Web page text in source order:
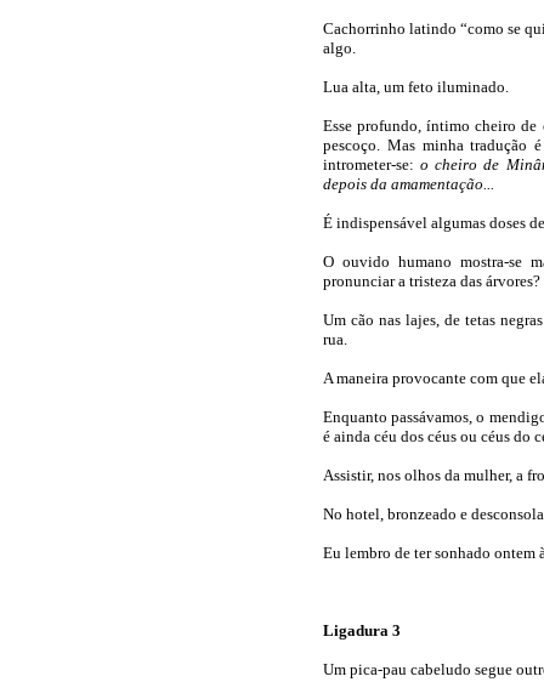
Cachorrinho latindo “como se
algo.
Lua alta, um feto iluminado.
Esse profundo, íntimo cheiro de
pescoço. Mas minha tradução
intrometer-se:o cheiro de
depois da amamentação...
É indispensável algumas doses
O ouvido humano mostra-se
pronunciar a tristeza das árvores?
Um cão nas lajes, de tetas
rua.
A maneira provocante com que
Enquanto passávamos, o
é ainda céu dos céus ou céus do
Assistir, nos olhos da mulher, a
No hotel, bronzeado e
Eu lembro de ter sonhado ontem
Ligadura 3
Um pica-pau cabeludo segue